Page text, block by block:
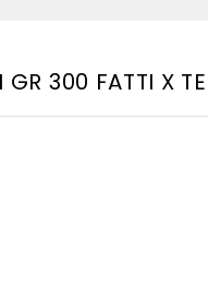
300 FATTI X